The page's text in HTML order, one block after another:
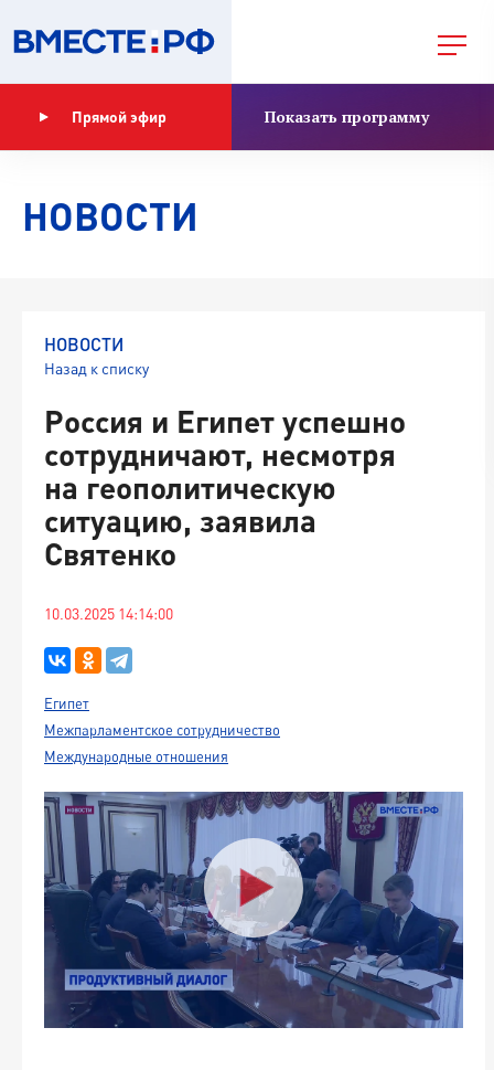
Прямой эфир Показать программу
НОВОСТИ
НОВОСТИ
Назад к списку
Россия и Египет успешно
сотрудничают, несмотря
на геополитическую
ситуацию, заявила
Святенко
10.03.2025 14:14:00
Египет
Межпарламентское сотрудничество
Международные отношения